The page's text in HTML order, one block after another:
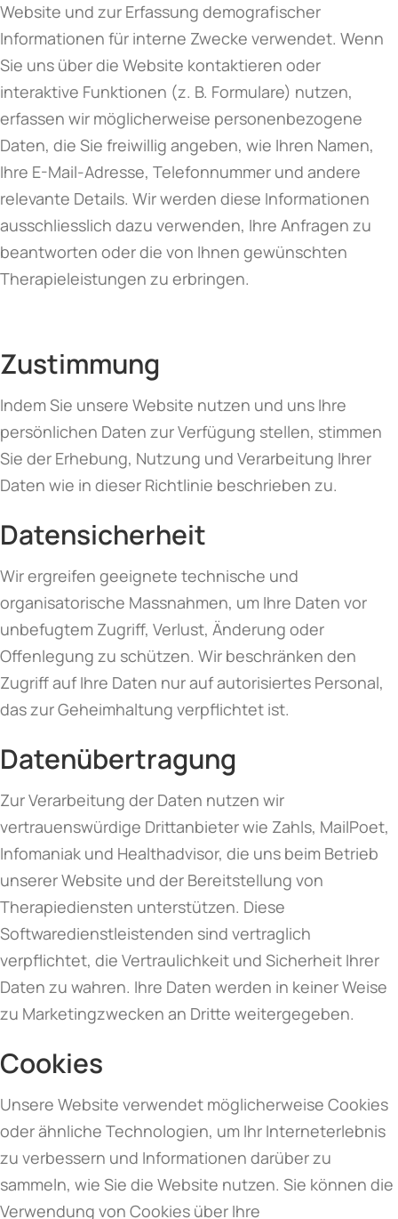
Website und zur Erfassung demografischer
Informationen für interne Zwecke verwendet. Wenn
Sie uns über die Website kontaktieren oder
interaktive Funktionen (z. B. Formulare) nutzen,
erfassen wir möglicherweise personenbezogene
Daten, die Sie freiwillig angeben, wie Ihren Namen,
Ihre E-Mail-Adresse, Telefonnummer und andere
relevante Details. Wir werden diese Informationen
ausschliesslich dazu verwenden, Ihre Anfragen zu
beantworten oder die von Ihnen gewünschten
Therapieleistungen zu erbringen.
Zustimmung
Indem Sie unsere Website nutzen und uns Ihre
persönlichen Daten zur Verfügung stellen, stimmen
Sie der Erhebung, Nutzung und Verarbeitung Ihrer
Daten wie in dieser Richtlinie beschrieben zu.
Datensicherheit
Wir ergreifen geeignete technische und
organisatorische Massnahmen, um Ihre Daten vor
unbefugtem Zugriff, Verlust, Änderung oder
Offenlegung zu schützen. Wir beschränken den
Zugriff auf Ihre Daten nur auf autorisiertes Personal,
das zur Geheimhaltung verpflichtet ist.
Datenübertragung
Zur Verarbeitung der Daten nutzen wir
vertrauenswürdige Drittanbieter wie Zahls, MailPoet,
Infomaniak und Healthadvisor, die uns beim Betrieb
unserer Website und der Bereitstellung von
Therapiediensten unterstützen. Diese
Softwaredienstleistenden sind vertraglich
verpflichtet, die Vertraulichkeit und Sicherheit Ihrer
Daten zu wahren. Ihre Daten werden in keiner Weise
zu Marketingzwecken an Dritte weitergegeben.
Cookies
Unsere Website verwendet möglicherweise Cookies
oder ähnliche Technologien, um Ihr Interneterlebnis
zu verbessern und Informationen darüber zu
sammeln, wie Sie die Website nutzen. Sie können die
Verwendung von Cookies über Ihre